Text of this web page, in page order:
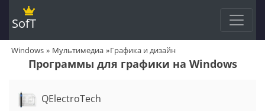
SofT
Windows Мультимедиа Графика и дизайн
Программы для графики на Windows
QElectroTech